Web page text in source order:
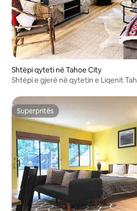
Shtëpi qyteti në Tahoe City
Shtëpi e gjerë në qytetin e Liqenit
Superpritës
Superpritës